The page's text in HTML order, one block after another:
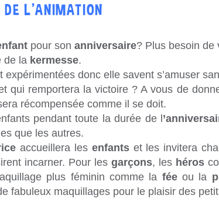
DE L'ANIMATION
pour son anniversaire? Plus besoin de
de la kermesse.
expérimentées donc elle savent s’amuser
qui remportera la victoire ? A vous de
récompensée comme il se doit.
pendant toute la durée de l
que les autres.
accueillera les enfantset les invitera
incarner. Pour les garçons, les héros
plus féminin comme la féeou la
fabuleux maquillages pour le plaisir des